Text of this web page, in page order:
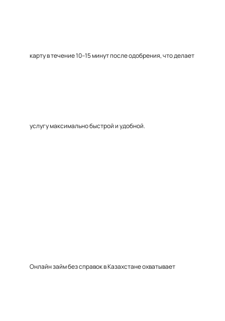
карту в течение 10–15 минут после одобрения, что делает
услугу максимально быстрой и удобной.
Онлайн займ без справок в Казахстане охватывает